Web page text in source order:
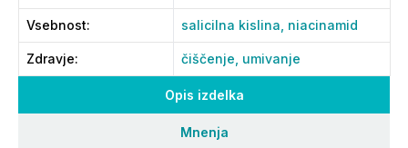
Opis izdelka
Mnenja
Vsebnost: salicilna kislina, niacinamid
Zdravje: čiščenje, umivanje